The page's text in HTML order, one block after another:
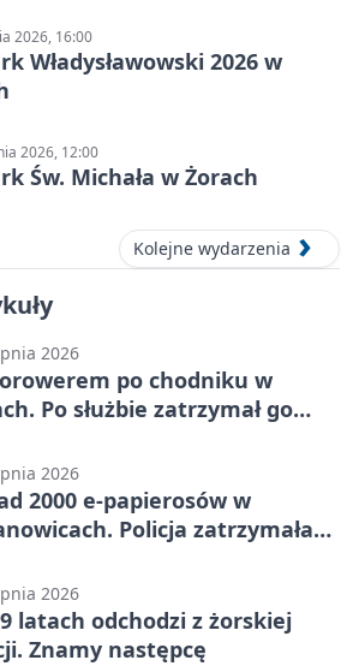
2026, 16:00
Władysławowski 2026 w
2026, 12:00
Św. Michała w Żorach
Kolejne wydarzenia
2026
po chodniku w
Po służbie zatrzymał go
2026
2000 e-papierosów w
Policja zatrzymała
2026
latach odchodzi z żorskiej
Znamy następcę